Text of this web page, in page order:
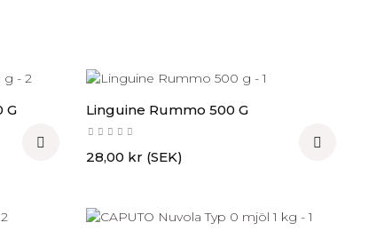
G

Linguine Rummo 500 G
Pris
28,00 kr (SEK)
